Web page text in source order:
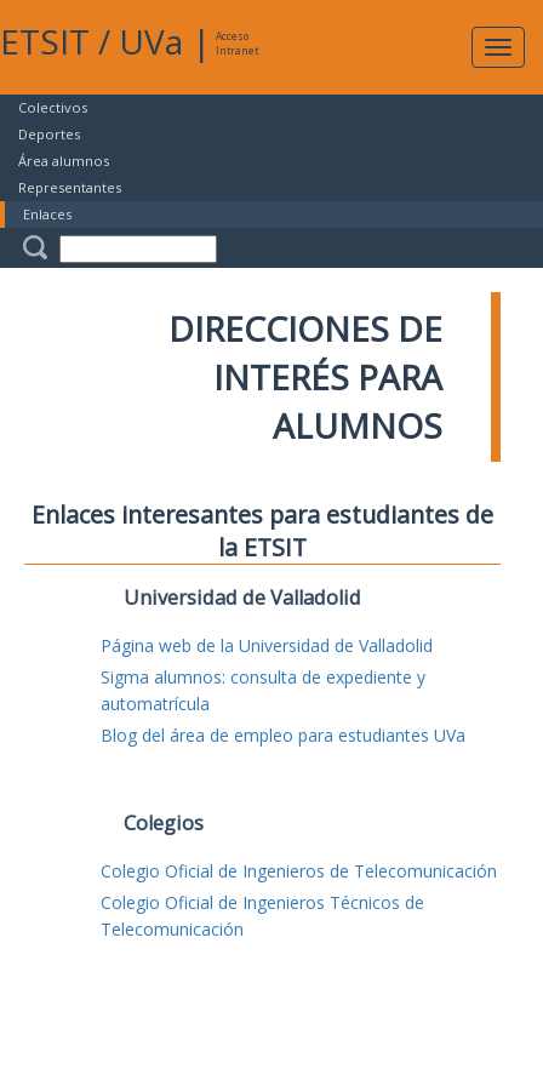
ETSIT / UVa |
Acceso
Intranet
Colectivos
Deportes
Área alumnos
Representantes
Enlaces
DIRECCIONES DE
INTERÉS PARA
ALUMNOS
Enlaces interesantes para estudiantes de
la ETSIT
Universidad de Valladolid
Página web de la Universidad de Valladolid
Sigma alumnos: consulta de expediente y
automatrícula
Blog del área de empleo para estudiantes UVa
Colegios
Colegio Oficial de Ingenieros de Telecomunicación
Colegio Oficial de Ingenieros Técnicos de
Telecomunicación